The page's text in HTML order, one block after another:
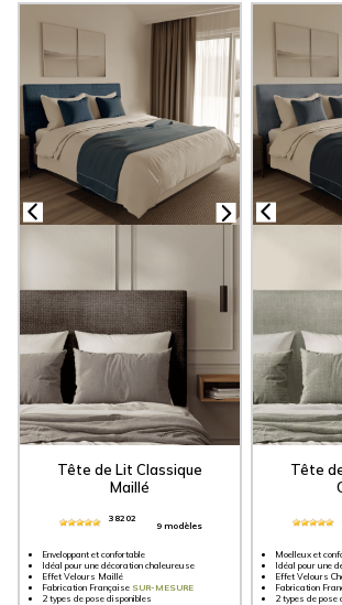
Tête de Lit Classique
Maillé
38202
9 modèles
Enveloppant et confortable
Idéal pour une décoration chaleureuse
Effet Velours Maillé
Fabrication Française SUR-MESURE
2 types de pose disponibles
Tête
Moelleux et
Idéal pour une
Effet Velours
Fabrication
2 types de pose